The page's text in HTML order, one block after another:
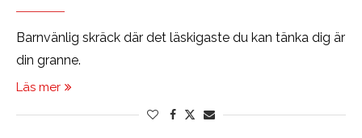
Barnvänlig skräck där det läskigaste du kan tänka dig är
din granne.
Läs mer